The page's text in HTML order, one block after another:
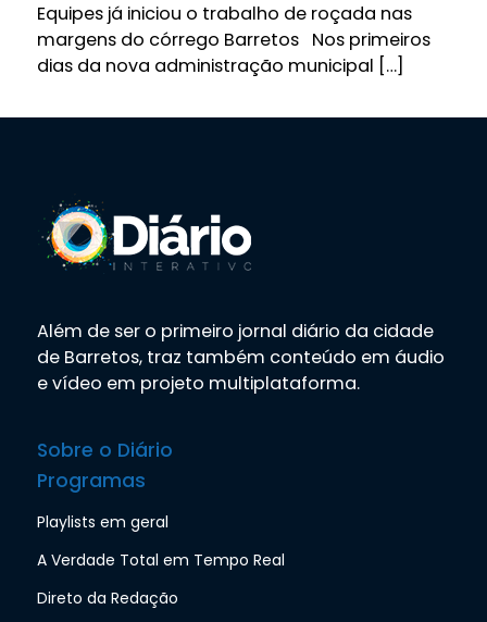
Equipes já iniciou o trabalho de roçada nas
margens do córrego Barretos Nos primeiros
dias da nova administração municipal […]
Além de ser o primeiro jornal diário da cidade
de Barretos, traz também conteúdo em áudio
e vídeo em projeto multiplataforma.
Sobre o Diário
Programas
Playlists em geral
A Verdade Total em Tempo Real
Direto da Redação